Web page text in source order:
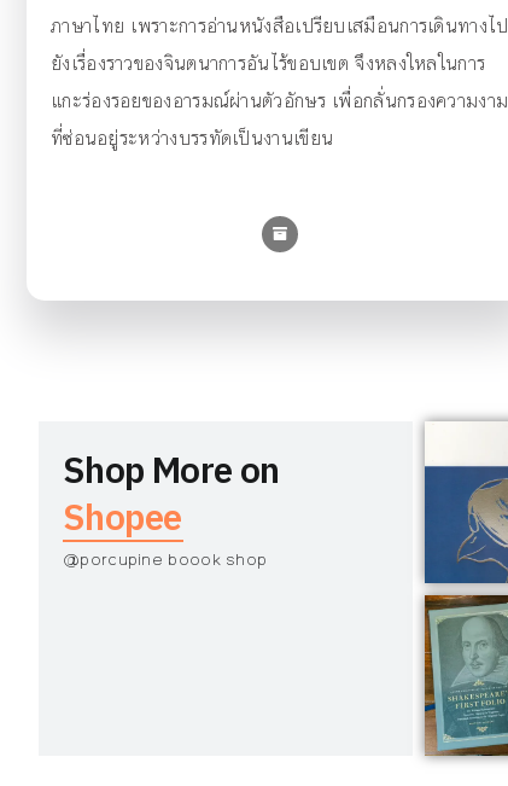
ภาษาไทย เพราะการอ่านหนังสือเปรียบเสมือนการเดินทางไป
ยังเรื่องราวของจินตนาการอันไร้ขอบเขต จึงหลงใหลในการ
แกะร่องรอยของอารมณ์ผ่านตัวอักษร เพื่อกลั่นกรองความงาม
ที่ซ่อนอยู่ระหว่างบรรทัดเป็นงานเขียน
Shop More on
Shopee
@porcupine boook shop